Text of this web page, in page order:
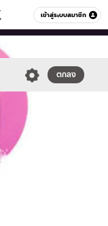
เข้าสู่ระบบสมาชิก
หมวดอื่นๆ
ตกลง